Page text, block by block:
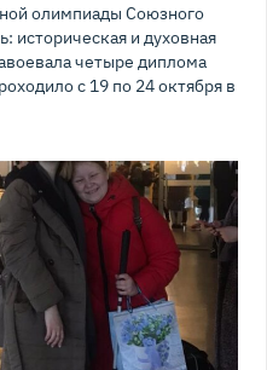
олимпиады Союзного
историческая и духовная
четыре диплома
с 19 по 24 октября в